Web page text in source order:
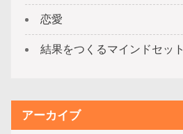
恋愛
結果をつくるマインドセット
アーカイブ